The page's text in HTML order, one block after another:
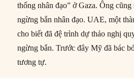
thống nhân đạo” ở Gaza. Ông
ngừng bắn nhân đạo. UAE, một
cho biết đã đệ trình dự thảo nghị
ngừng bắn. Trước đây Mỹ đã bác
tương tự.